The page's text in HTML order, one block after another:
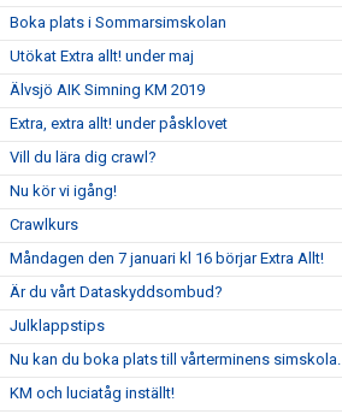
Boka plats i Sommarsimskolan
Utökat Extra allt! under maj
Älvsjö AIK Simning KM 2019
Extra, extra allt! under påsklovet
Vill du lära dig crawl?
Nu kör vi igång!
Crawlkurs
Måndagen den 7 januari kl 16 börjar Extra Allt!
Är du vårt Dataskyddsombud?
Julklappstips
Nu kan du boka plats till vårterminens simskola.
KM och luciatåg inställt!